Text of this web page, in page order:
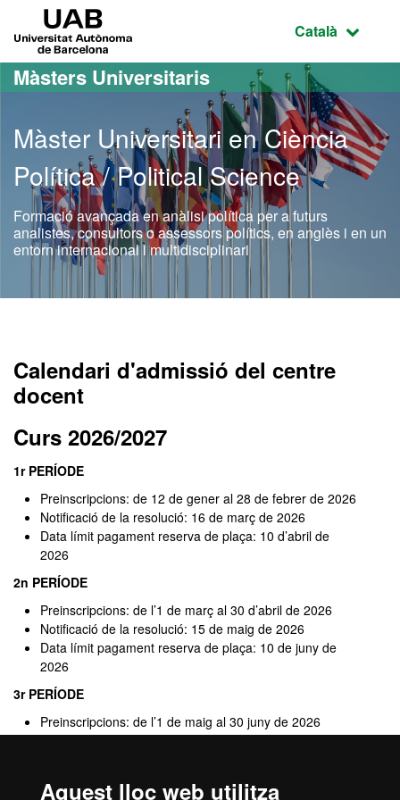
Aquest lloc web utilitza
Ves al contingut principal
Ves a la navegació de la pàgina
Idioma
Català
Màsters Universitaris
Màster Universitari en Ciència
Política / Political Science
Formació avançada en anàlisi política per a futurs
analistes, consultors o assessors polítics, en anglès i en un
entorn internacional i multidisciplinari
Calendari d'admissió del centre
docent
Curs 2026/2027
1r PERÍODE
Preinscripcions: de 12 de gener al 28 de febrer de 2026
Notificació de la resolució: 16 de març de 2026
Data límit pagament reserva de plaça: 10 d’abril de
2026
2n PERÍODE
Preinscripcions: de l’1 de març al 30 d’abril de 2026
Notificació de la resolució: 15 de maig de 2026
Data límit pagament reserva de plaça: 10 de juny de
2026
3r PERÍODE
Preinscripcions: de l’1 de maig al 30 juny de 2026
Notificació de la resolució: 14 de juliol de 2026